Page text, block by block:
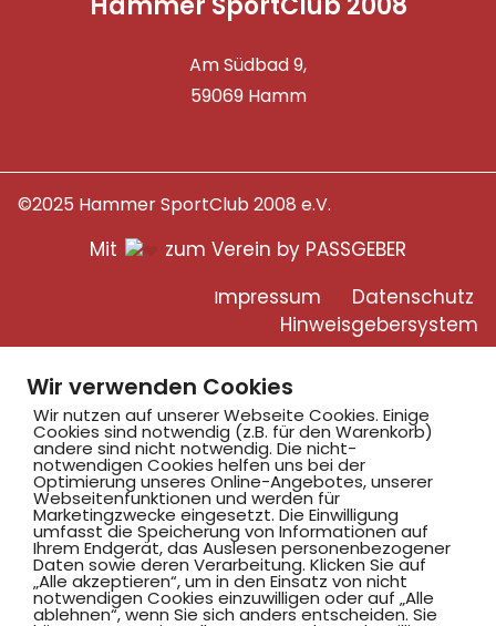
Am Südbad 9,
59069 Hamm
©2025 Hammer SportClub 2008 e.V.
Mit zum Verein by PASSGEBER
Impressum
Datenschutz
Hinweisgebersystem
Wir verwenden Cookies
Wir nutzen auf unserer Webseite Cookies. Einige
Cookies sind notwendig (z.B. für den Warenkorb)
andere sind nicht notwendig. Die nicht-
notwendigen Cookies helfen uns bei der
Optimierung unseres Online-Angebotes, unserer
Webseitenfunktionen und werden für
Marketingzwecke eingesetzt. Die Einwilligung
umfasst die Speicherung von Informationen auf
Ihrem Endgerät, das Auslesen personenbezogener
Daten sowie deren Verarbeitung. Klicken Sie auf
„Alle akzeptieren“, um in den Einsatz von nicht
notwendigen Cookies einzuwilligen oder auf „Alle
ablehnen“, wenn Sie sich anders entscheiden. Sie